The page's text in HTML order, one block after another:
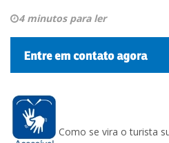
4 minutos para ler
Como se vira o turista